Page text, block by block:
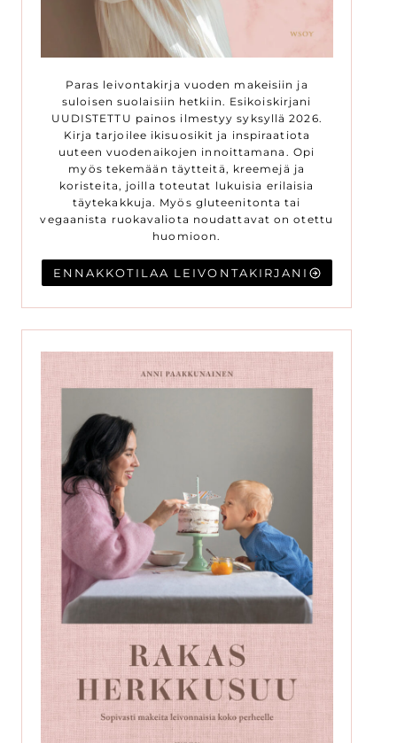
Paras leivontakirja vuoden makeisiin ja
suloisen suolaisiin hetkiin. Esikoiskirjani
UUDISTETTU painos ilmestyy syksyllä 2026.
Kirja tarjoilee ikisuosikit ja inspiraatiota
uuteen vuodenaikojen innoittamana. Opi
myös tekemään täytteitä, kreemejä ja
koristeita, joilla toteutat lukuisia erilaisia
täytekakkuja. Myös gluteenitonta tai
vegaanista ruokavaliota noudattavat on otettu
huomioon.
ENNAKKOTILAA LEIVONTAKIRJANI